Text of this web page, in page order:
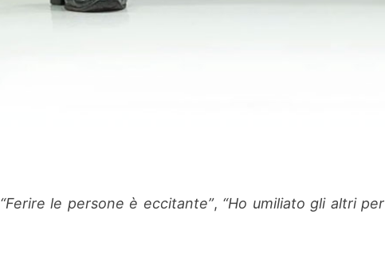
“Ferire le persone è eccitante”, “Ho umiliato gli altri per